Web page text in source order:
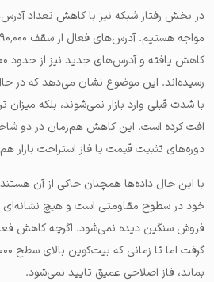
در بخش رفتار شبکه نیز با کاهش تعداد
رسیده‌اند. این موضوع نشان می‌دهد که در حال
با شدت قبلی وارد بازار نمی‌شوند، بلکه میزان
افت کرده است. این کاهش هم‌زمان در دو
دوره‌های تثبیت قیمت یا فاز استراحت بازار
با این حال داده‌ها همچنان حاکی از آن
خود در سطوح مقاومتی است و هیچ نشانه‌ای
فروش سنگین دیده نمی‌شود. اگرچه کاهش
بماند، فاز اصلاحی عمیق تایید نمی‌شود.